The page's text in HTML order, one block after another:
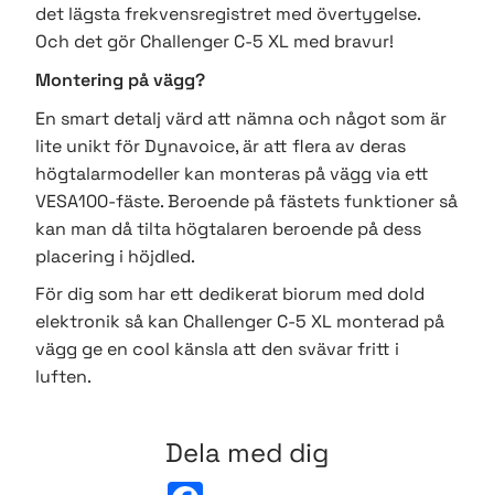
det lägsta frekvensregistret med övertygelse.
Och det gör Challenger C-5 XL med bravur!
Montering på vägg?
En smart detalj värd att nämna och något som är
lite unikt för Dynavoice, är att flera av deras
högtalarmodeller kan monteras på vägg via ett
VESA100-fäste. Beroende på fästets funktioner så
kan man då tilta högtalaren beroende på dess
placering i höjdled.
För dig som har ett dedikerat biorum med dold
elektronik så kan Challenger C-5 XL monterad på
vägg ge en cool känsla att den svävar fritt i
luften.
Dela med dig